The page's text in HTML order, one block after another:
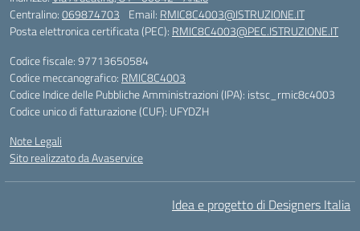
Centralino:069874703 Email: RMIC8C4003@ISTRUZIONE.IT
Posta elettronica certificata (PEC): RMIC8C4003@PEC.ISTRUZIONE.IT
Codice fiscale: 97713650584
Codice meccanografico: RMIC8C4003
Codice Indice delle Pubbliche Amministrazioni (IPA): istsc_rmic8c4003
Codice unico di fatturazione (CUF): UFYDZH
Note Legali
Sito realizzato da Avaservice
Idea e progetto di Designers Italia